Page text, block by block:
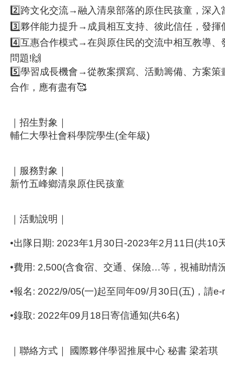
2️⃣跨文化交流→融入清泉部落的原住民孩童，深入
3️⃣夥伴能力提升→成員相互支持、彼此信任，發揮
4️⃣互惠合作模式→在與原住民的交流中相互教導、
問題!🙌
5️⃣學習成長機會→從教案撰寫、活動籌備、方案策
合作，應有盡有🥰
｜招生對象｜
輔仁大學社會科學院學生(全年級)
｜服務對象｜
新竹五峰鄉清泉原住民孩童
｜活動說明｜
•出隊日期: 2023年1月30日-2023年2月11日(共10
•費用: 2,500(含食宿、交通、保險…等，視補助情
•報名: 2022/9/05(一)起至同年09/月30日(五)，請e-
•錄取: 2022年09月18日寄信通知(共6名)
｜聯絡方式｜ 國際夥伴學習推展中心 秘書 梁若琪